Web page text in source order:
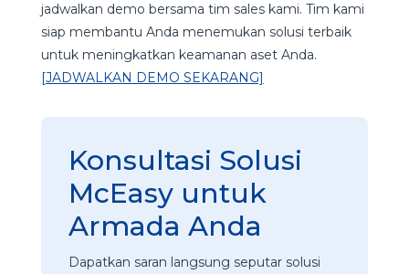
jadwalkan demo bersama tim sales kami. Tim kami
siap membantu Anda menemukan solusi terbaik
untuk meningkatkan keamanan aset Anda.
[JADWALKAN DEMO SEKARANG]
Konsultasi Solusi
McEasy untuk
Armada Anda
Dapatkan saran langsung seputar solusi